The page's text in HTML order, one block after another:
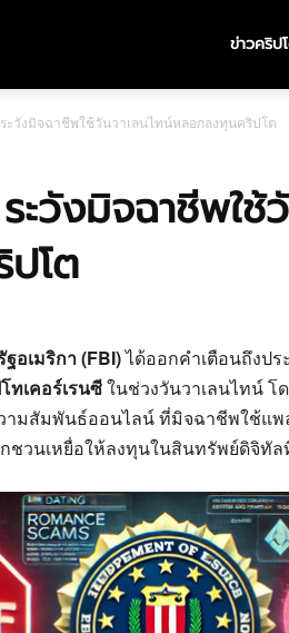
ต
ข่าวคริป
ระวังมิจฉาชีพใช้วันวาเลนไทน์หลอกลงทุนคริปโต
ะวังมิจฉาชีพใช้
โต
อเมริกา (FBI)ได้ออกคำเตือนถึงปร
ทเคอร์เรนซีในช่วงวันวาเลนไทน์ โ
มสัมพันธ์ออนไลน์ ที่มิจฉาชีพใช้แพ
ชวนเหยื่อให้ลงทุนในสินทรัพย์ดิจิทั